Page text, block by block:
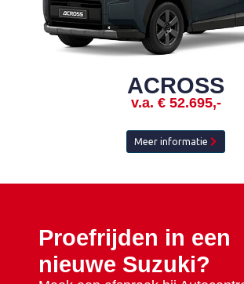
ACROSS
v.a. € 52.695,-
Meer informatie
Proefrijden in een
nieuwe Suzuki?